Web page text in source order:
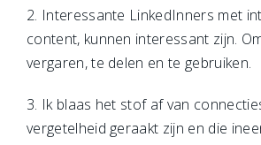
2. Interessante LinkedInners met
content, kunnen interessant zijn.
vergaren, te delen en te gebruiken.
3. Ik blaas het stof af van
vergetelheid geraakt zijn en die